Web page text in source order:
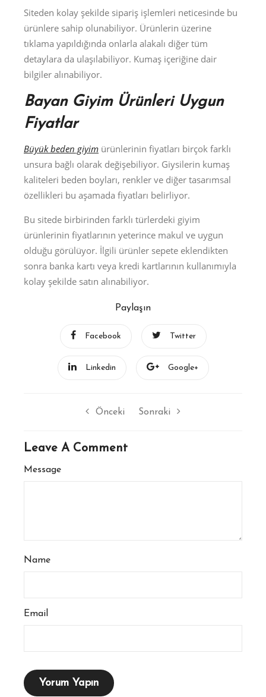
Siteden kolay şekilde sipariş işlemleri neticesinde bu
ürünlere sahip olunabiliyor. Ürünlerin üzerine
tıklama yapıldığında onlarla alakalı diğer tüm
detaylara da ulaşılabiliyor. Kumaş içeriğine dair
bilgiler alınabiliyor.
Bayan Giyim Ürünleri Uygun
Fiyatlar
Büyük beden giyim ürünlerinin fiyatları birçok farklı
unsura bağlı olarak değişebiliyor. Giysilerin kumaş
kaliteleri beden boyları, renkler ve diğer tasarımsal
özellikleri bu aşamada fiyatları belirliyor.
Bu sitede birbirinden farklı türlerdeki giyim
ürünlerinin fiyatlarının yeterince makul ve uygun
olduğu görülüyor. İlgili ürünler sepete eklendikten
sonra banka kartı veya kredi kartlarının kullanımıyla
kolay şekilde satın alınabiliyor.
Paylaşın
Facebook Twitter
Linkedin Google+
Önceki Sonraki
Leave A Comment
Message
Name
Email